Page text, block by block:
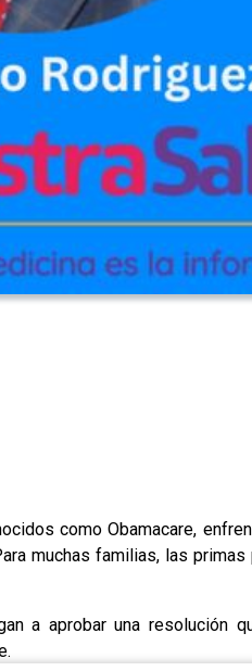
como Obamacare,
muchas familias, las primas
a aprobar una resolución